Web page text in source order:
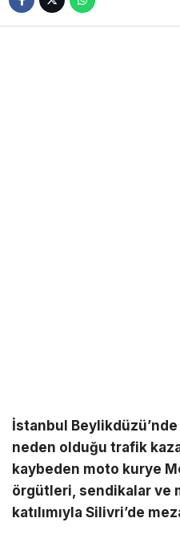
İstanbul
neden olduğu trafik
kaybeden moto kurye
örgütleri, sendikalar ve
katılımıyla Silivri’de